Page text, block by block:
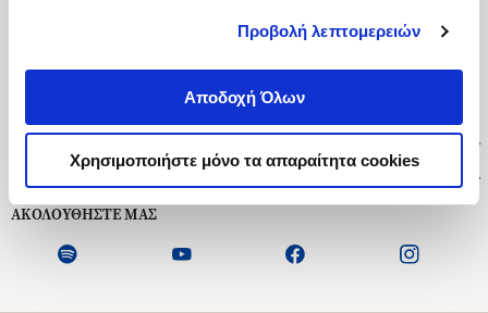
Προβολή λεπτομερειών
Αποδοχή Όλων
Χρησιμοποιήστε μόνο τα απαραίτητα cookies
Ασκληπιού 1-3, Αθήνα 106 79
Δευτέρα - Παρασκευή 09:00-21:00
Εξυπηρέτηση Πελατών
ΑΚΟΛΟΥΘΗΣΤΕ ΜΑΣ